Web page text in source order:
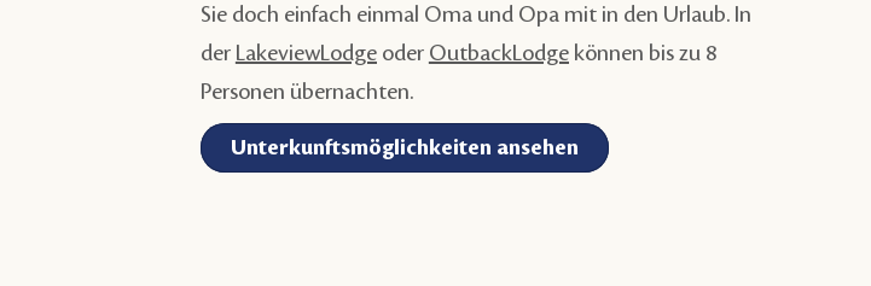
Sie doch einfach einmal Oma und Opa mit in den Urlaub. In
der LakeviewLodgeoder OutbackLodgekönnen bis zu 8
Personen übernachten.
Unterkunftsmöglichkeiten ansehen